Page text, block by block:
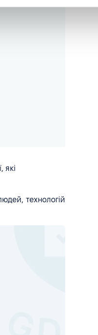
які
технологій